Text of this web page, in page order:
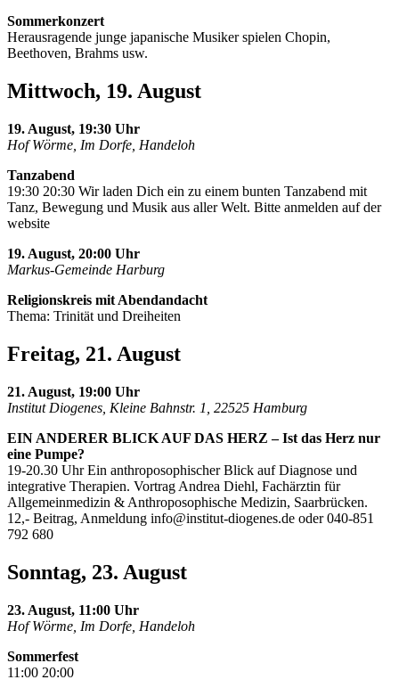
Sommerkonzert
Herausragende junge japanische Musiker spielen Chopin,
Beethoven, Brahms usw.
Mittwoch, 19. August
19. August, 19:30 Uhr
Hof Wörme, Im Dorfe, Handeloh
Tanzabend
19:30 20:30 Wir laden Dich ein zu einem bunten Tanzabend mit
Tanz, Bewegung und Musik aus aller Welt. Bitte anmelden auf der
website
19. August, 20:00 Uhr
Markus-Gemeinde Harburg
Religionskreis mit Abendandacht
Thema: Trinität und Dreiheiten
Freitag, 21. August
21. August, 19:00 Uhr
Institut Diogenes, Kleine Bahnstr. 1, 22525 Hamburg
EIN ANDERER BLICK AUF DAS HERZ – Ist das Herz nur
eine Pumpe?
19-20.30 Uhr Ein anthroposophischer Blick auf Diagnose und
integrative Therapien. Vortrag Andrea Diehl, Fachärztin für
Allgemeinmedizin & Anthroposophische Medizin, Saarbrücken.
12,- Beitrag, Anmeldung info@institut-diogenes.de oder 040-851
792 680
Sonntag, 23. August
23. August, 11:00 Uhr
Hof Wörme, Im Dorfe, Handeloh
Sommerfest
11:00 20:00